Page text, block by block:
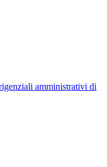
amministrativi di